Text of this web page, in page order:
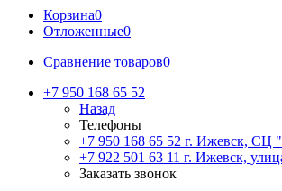
Корзина0
Отложенные0
Сравнение товаров0
+7 950 168 65 52
Назад
Телефоны
+7 950 168 65 52 г. Ижевск, СЦ
+7 922 501 63 11 г. Ижевск,
Заказать звонок